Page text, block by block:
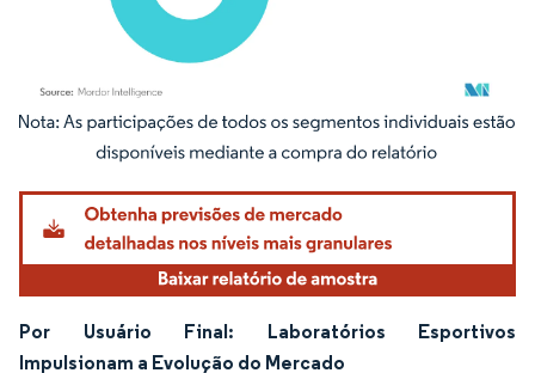
Imagem © Mordor Intelligence. O reuso requer atribuição conforme CC BY 4.0.
Por Usuário Final: Laboratórios Esportivos
Impulsionam a Evolução do Mercado